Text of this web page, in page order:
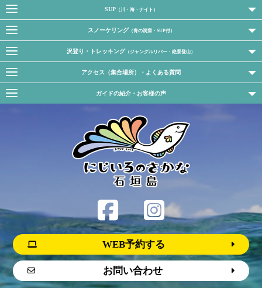
SUP（川・海・ナイト）
スノーケリング （青の洞窟・SUP付）
沢登り・トレッキング （ジャングルリバー・絶景登山）
アクセス（集合場所）・よくある質問
ガイドの紹介・お客様の声
WEB予約する
お問い合わせ